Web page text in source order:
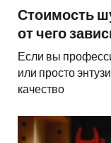
Стоимость
от чего
Если вы
или просто
качество